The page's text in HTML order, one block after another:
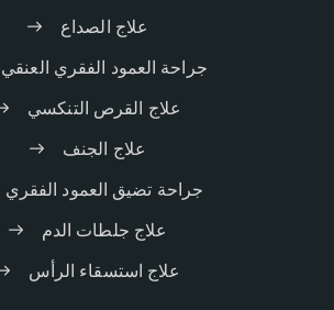
علاج الصداع
جراحة العمود الفقري العنقي
علاج القرص التنكسي
علاج الجنف
جراحة تضيق العمود الفقري
علاج جلطات الدم
علاج استسقاء الرأس